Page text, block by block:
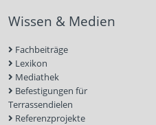
Wissen & Medien
Fachbeiträge
Lexikon
Mediathek
Befestigungen für
Terrassendielen
Referenzprojekte